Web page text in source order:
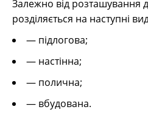
Залежно від розташування
розділяється на наступні
— підлогова;
— настінна;
— полична;
— вбудована.